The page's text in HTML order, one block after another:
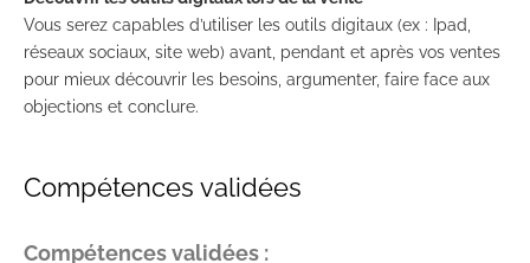
Vous serez capables d’utiliser les outils digitaux (ex : Ipad,
réseaux sociaux, site web) avant, pendant et après vos ventes
pour mieux découvrir les besoins, argumenter, faire face aux
objections et conclure.
Compétences validées
Compétences validées :